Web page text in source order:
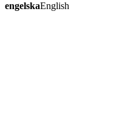
engelskaEnglish